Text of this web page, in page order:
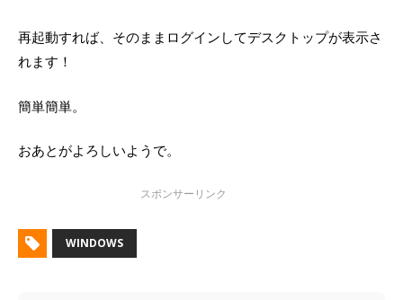
再起動すれば、そのままログインしてデスクトップが表示さ
れます！
簡単簡単。
おあとがよろしいようで。
WINDOWS